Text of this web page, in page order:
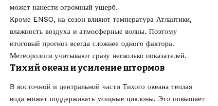
может нанести огромный ущерб.
Кроме ENSO, на сезон влияют температура Атлантики,
влажность воздуха и атмосферные волны. Поэтому
итоговый прогноз всегда сложнее одного фактора.
Метеорологи учитывают сразу несколько показателей.
Тихий океан и усиление штормов
В восточной и центральной части Тихого океана теплая
вода может поддерживать мощные циклоны. Это повышает